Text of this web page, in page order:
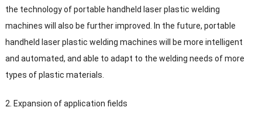
the technology of portable handheld laser plastic welding
machines will also be further improved
In the future, portable
handheld laser plastic welding machines will be more intelligent
and automated, and able to adapt to the welding needs of more
types of plastic materials
2. Expansion of application fields